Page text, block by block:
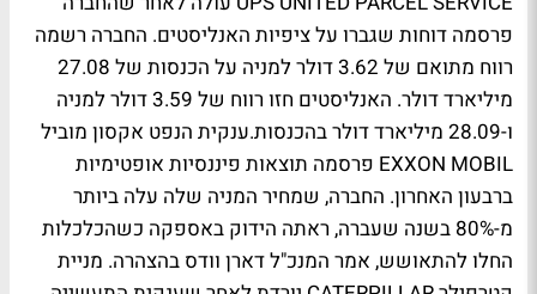
פרסמה דוחות שגברו על ציפיות האנליסטים. החברה רשמה
רווח מתואם של 3.62 דולר למניה על הכנסות של 27.08
מיליארד דולר. האנליסטים חזו רווח של 3.59 דולר למניה
ו-28.09 מיליארד דולר בהכנסות. ​ענקית הנפט אקסון מוביל
EXXON MOBIL פרסמה תוצאות פיננסיות אופטימיות
ברבעון האחרון. החברה, שמחיר המניה שלה עלה ביותר
מ-80% בשנה שעברה, ראתה הידוק באספקה כשהכלכלות
החלו להתאושש, אמר המנכ"ל דארן וודס בהצהרה. מניית